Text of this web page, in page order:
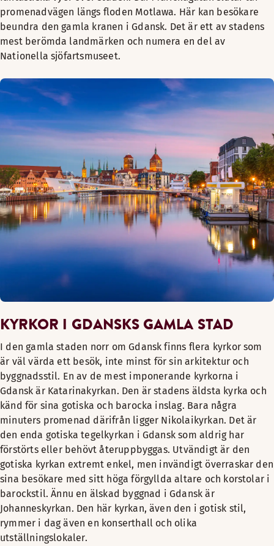
promenadvägen längs floden Motlawa. Här kan besökare
beundra den gamla kranen i Gdansk. Det är ett av stadens
mest berömda landmärken och numera en del av
Nationella sjöfartsmuseet.
KYRKOR I GDANSKS GAMLA STAD
I den gamla staden norr om Gdansk finns flera kyrkor som
är väl värda ett besök, inte minst för sin arkitektur och
byggnadsstil. En av de mest imponerande kyrkorna i
Gdansk är Katarinakyrkan. Den är stadens äldsta kyrka och
känd för sina gotiska och barocka inslag. Bara några
minuters promenad därifrån ligger Nikolaikyrkan. Det är
den enda gotiska tegelkyrkan i Gdansk som aldrig har
förstörts eller behövt återuppbyggas. Utvändigt är den
gotiska kyrkan extremt enkel, men invändigt överraskar den
sina besökare med sitt höga förgyllda altare och korstolar i
barockstil. Ännu en älskad byggnad i Gdansk är
Johanneskyrkan. Den här kyrkan, även den i gotisk stil,
rymmer i dag även en konserthall och olika
utställningslokaler.